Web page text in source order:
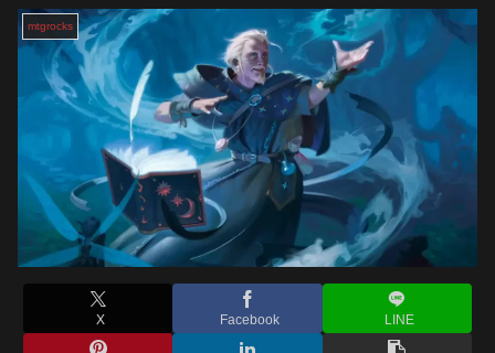
mtgrocks
X Facebook LINE